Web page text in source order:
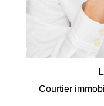
Courtier